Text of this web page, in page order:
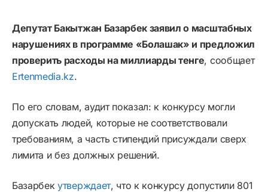
Депутат Бакытжан Базарбек заявил о масштабных
нарушениях в программе «Болашак» и предложил
проверить расходы на миллиарды тенге, сообщает
Ertenmedia.kz.
По его словам, аудит показал: к конкурсу могли
допускать людей, которые не соответствовали
требованиям, а часть стипендий присуждали сверх
лимита и без должных решений.
Базарбекутверждает, что к конкурсу допустили 801